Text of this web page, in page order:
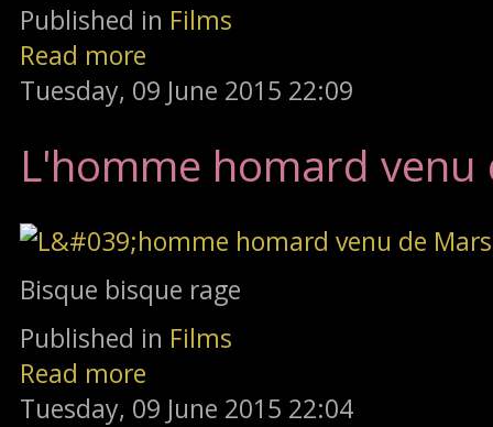
Published in Films
Read more
Tuesday, 09 June 2015 22:09
L'homme homard venu
Bisque bisque rage
Published in Films
Read more
Tuesday, 09 June 2015 22:04